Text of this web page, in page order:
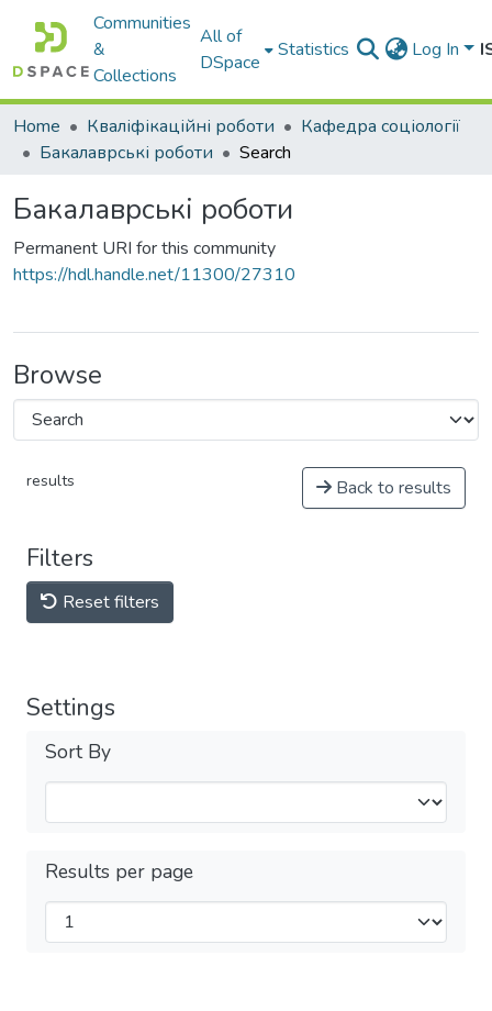
Communities
&
Collections
All of
DSpace
Statistics Log In
Home Кваліфікаційні роботи
Кафедра соціології
Бакалаврські роботи
Search
Бакалаврські роботи
Permanent URI for this community
https://hdl.handle.net/11300/27310
Browse
results Back to results
Filters
Reset filters
Settings
Sort By
Results per page